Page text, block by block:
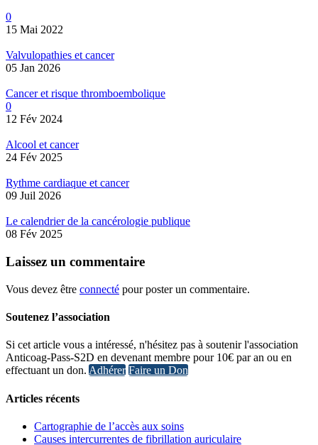
0
15 Mai 2022
Valvulopathies et cancer
05 Jan 2026
Cancer et risque thromboembolique
0
12 Fév 2024
Alcool et cancer
24 Fév 2025
Rythme cardiaque et cancer
09 Juil 2026
Le calendrier de la cancérologie publique
08 Fév 2025
Laissez un commentaire
Vous devez être connecté pour poster un commentaire.
Soutenez l’association
Si cet article vous a intéressé, n'hésitez pas à soutenir l'association
Anticoag-Pass-S2D en devenant membre pour 10€ par an ou en
effectuant un don. Adhérer Faire un Don
Articles récents
Cartographie de l’accès aux soins
Causes intercurrentes de fibrillation auriculaire